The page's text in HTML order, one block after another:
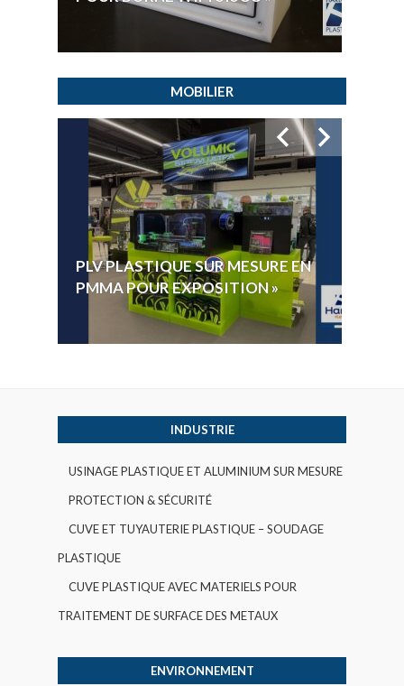
MOBILIER
PLV PLASTIQUE SUR MESURE EN
PMMA POUR EXPOSITION »
INDUSTRIE
USINAGE PLASTIQUE ET ALUMINIUM SUR MESURE
PROTECTION & SÉCURITÉ
CUVE ET TUYAUTERIE PLASTIQUE – SOUDAGE
PLASTIQUE
CUVE PLASTIQUE AVEC MATERIELS POUR
TRAITEMENT DE SURFACE DES METAUX
ENVIRONNEMENT